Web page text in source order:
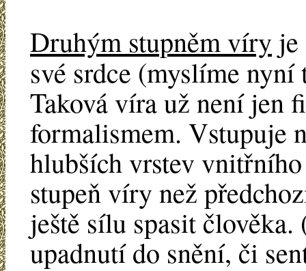
Druhým stupněm víry
své srdce (myslíme
Taková víra už není jen
formalismem. Vstupuje
hlubších vrstev
stupeň víry než
ještě sílu spasit
upadnutí do snění, či